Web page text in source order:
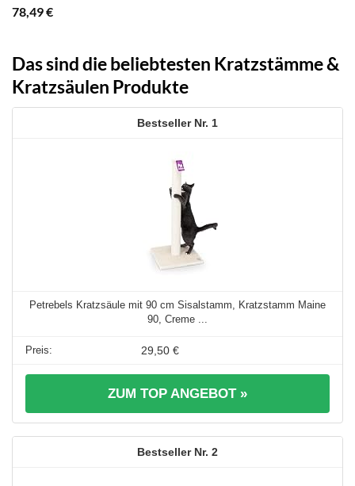
78,49€
Das sind die beliebtesten Kratzstämme &
Kratzsäulen Produkte
1
Petrebels Kratzsäule mit 90 cm Sisalstamm, Kratzstamm Maine
90, Creme ...
29,50 €
ZUM TOP ANGEBOT »
2